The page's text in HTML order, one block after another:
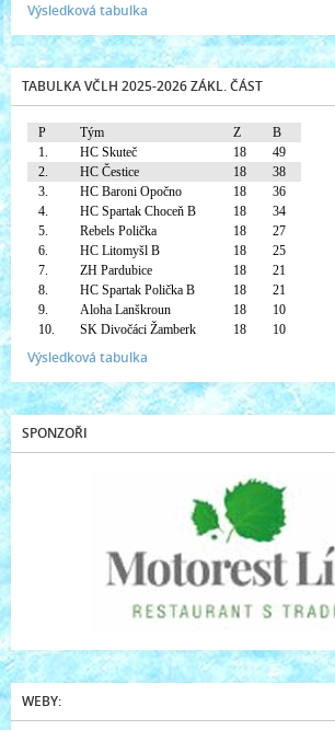
Výsledková tabulka
TABULKA VČLH 2025-2026 ZÁKL. ČÁST
P Tým Z
B
1.
HC Skuteč 18
49
2.
HC Čestice 18
38
3.
HC Baroni Opočno 18
36
4.
HC Spartak Choceň B 18
34
5.
Rebels Polička 18
27
6.
HC Litomyšl B 18
25
7.
ZH Pardubice 18
21
8.
HC Spartak Polička B 18
21
9.
Aloha Lanškroun 18
10
10.
SK Divočáci Žamberk 18 10
Výsledková tabulka
SPONZOŘI
WEBY: